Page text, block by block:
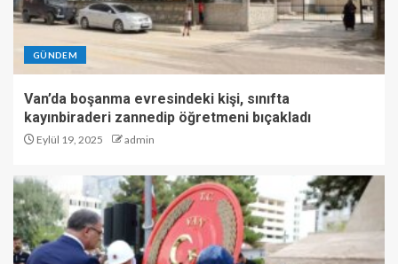
GÜNDEM
Van’da boşanma evresindeki kişi, sınıfta
kayınbiraderi zannedip öğretmeni bıçakladı
Eylül 19, 2025 admin